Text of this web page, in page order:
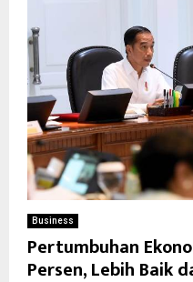
Business
Pertumbuhan
Persen, Lebih Baik